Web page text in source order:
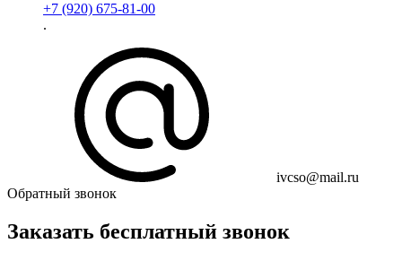
+7 (920) 675-81-00
.
ivcso@mail.ru
Обратный звонок
Заказать бесплатный звонок